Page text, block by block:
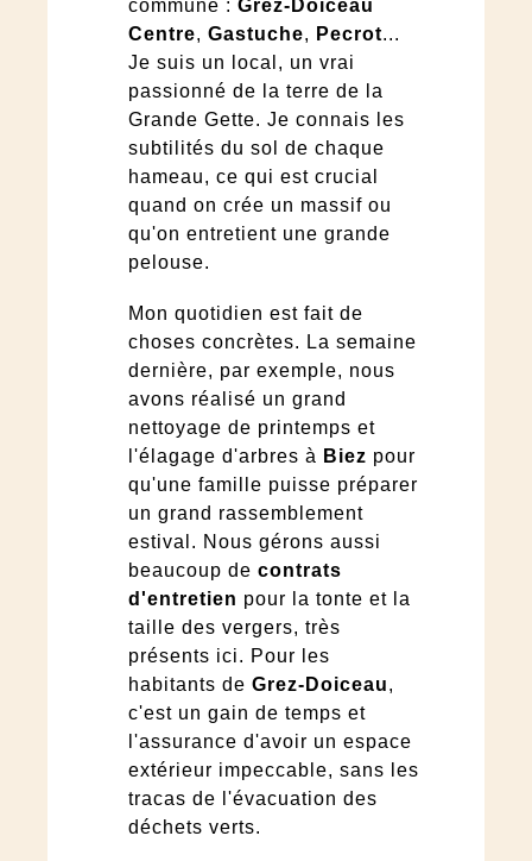
commune : Grez-Doiceau
Centre, Gastuche, Pecrot...
Je suis un local, un vrai
passionné de la terre de la
Grande Gette. Je connais les
subtilités du sol de chaque
hameau, ce qui est crucial
quand on crée un massif ou
qu'on entretient une grande
pelouse.
Mon quotidien est fait de
choses concrètes. La semaine
dernière, par exemple, nous
avons réalisé un grand
nettoyage de printemps et
l'élagage d'arbres à Biez pour
qu'une famille puisse préparer
un grand rassemblement
estival. Nous gérons aussi
beaucoup de contrats
d'entretien pour la tonte et la
taille des vergers, très
présents ici. Pour les
habitants de Grez-Doiceau,
c'est un gain de temps et
l'assurance d'avoir un espace
extérieur impeccable, sans les
tracas de l'évacuation des
déchets verts.